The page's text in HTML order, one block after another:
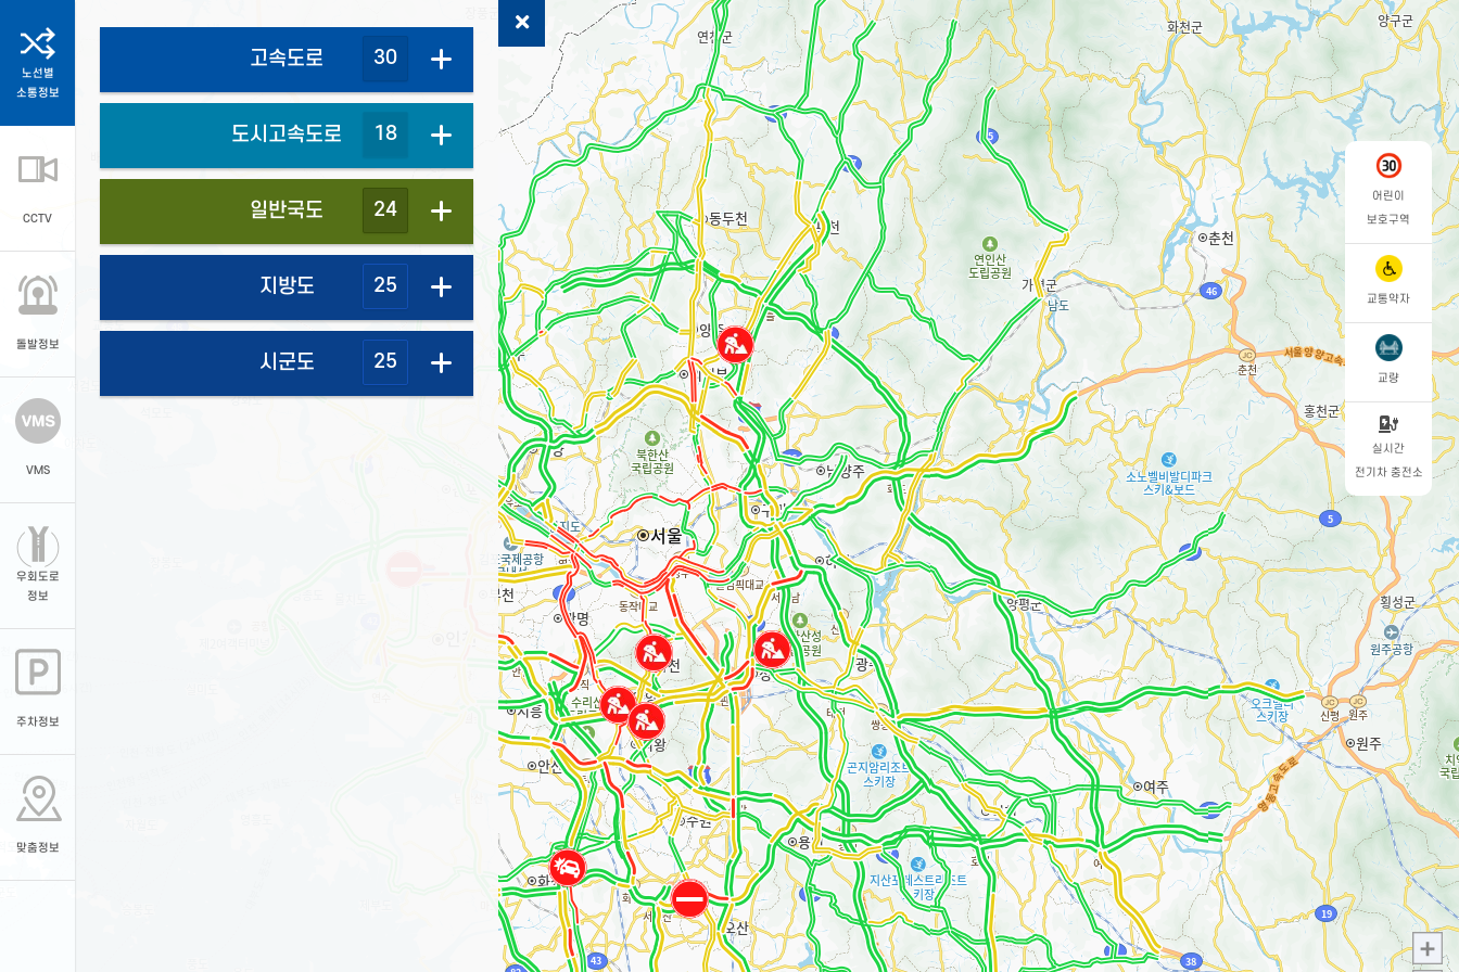
노선별
소통정보
CCTV
돌발정보
VMS
우회도로
정보
주차정보
맞춤정보
고속도로 30
도시고속도로 18
일반국도 24
지방도 25
시군도 25
어린이
보호구역
교통약자
교량
실시간
전기차 충전소